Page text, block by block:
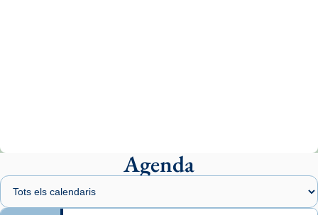
presidit aquest 27 de juliol la missa de Les
Santes de Mataró.
🔗 tinyurl.com/cvu5jmbk
Agenda